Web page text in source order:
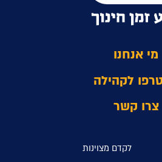
מי אנחנו
לקהילה
צרו קשר
לקדם מצוינות